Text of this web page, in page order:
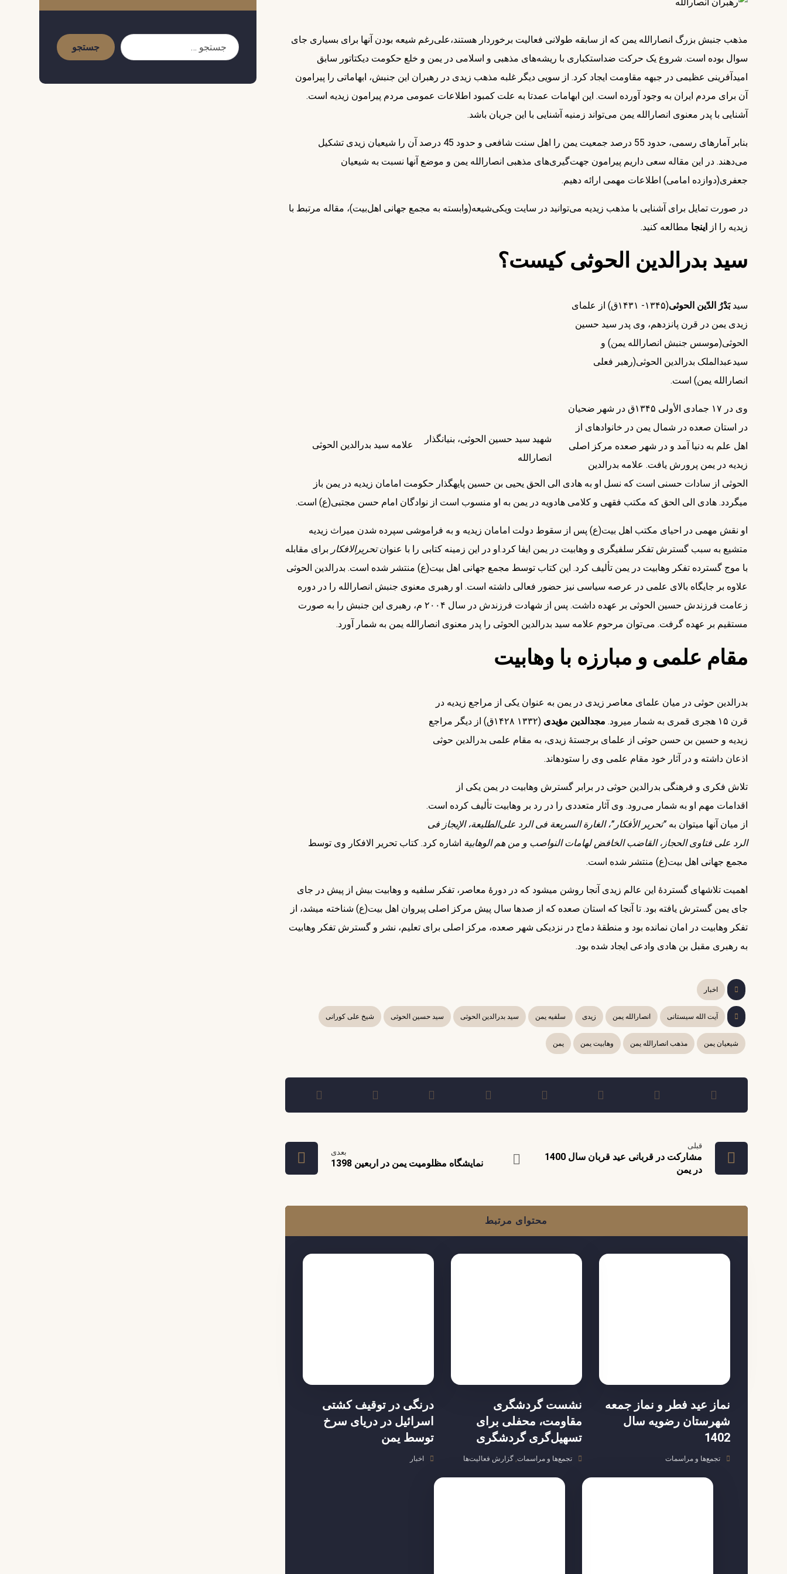
مذهب جنبش بزرگ انصارالله یمن که از سابقه طولانی فعالیت برخوردار هستند،علی‌رغم شیعه بودن آنها برای بسیاری جای
سوال بوده است. شروع یک حرکت ضداستکباری با ریشه‌های مذهبی و اسلامی در یمن و خلع حکومت دیکتاتور سابق
امیدآفرینی عظیمی در جبهه مقاومت ایجاد کرد. از سویی دیگر غلبه مذهب زیدی در رهبران این جنبش، ابهاماتی را پیرامون
آن برای مردم ایران به وجود آورده است. این ابهامات عمدتا به علت کمبود اطلاعات عمومی مردم پیرامون زیدیه است.
آشنایی با پدر معنوی انصارالله یمن می‌تواند زمنیه آشنایی با این جریان باشد.
بنابر آمارهای رسمی، حدود 55 درصد جمعیت یمن را اهل سنت شافعی و حدود 45 درصد آن را شیعیان زیدی تشکیل
می‌دهند. در این مقاله سعی داریم پیرامون جهت‌گیری‌های مذهبی انصارالله یمن و موضع آنها نسبت به شیعیان
جعفری(دوازده امامی) اطلاعات مهمی ارائه دهیم.
در صورت تمایل برای آشنایی با مذهب زیدیه می‌توانید در سایت ویکی‌شیعه(وابسته به مجمع جهانی اهل‌بیت)، مقاله مرتبط با
زیدیه را ازاینجا مطالعه کنید.
سید بدرالدین الحوثی کیست؟
علامه سید بدرالدین الحوثی
شهید سید حسین الحوثی، بنیانگذار
انصارالله
سیدبَدْرُ الدّین الحوثی
(۱۳۴۵- ۱۴۳۱ق) از علمای
الحوثی(موسس جنبش انصار‎الله یمن) و
سیدعبدالملک بدرالدین الحوثی(رهبر فعلی
انصارالله یمن) است.
وی در ۱۷ جمادی الأولی ۱۳۴۵ق در شهر ضحیان
در استان صعده در شمال یمن در خانواده‎ای از
اهل علم به دنیا آمد و در شهر صعده مرکز اصلی
زیدیه در یمن پرورش یافت. علامه بدرالدین
الحوثی از سادات حسنی است که نسل او به هادی الی الحق یحیی بن حسین پایه‎گذار حکومت امامان زیدیه در یمن باز
می‎گردد. هادی الی الحق که مکتب فقهی و کلامی هادویه در یمن به او منسوب است از نوادگان امام حسن مجتبی(ع) است.
او نقش مهمی در احیای مکتب اهل‎ بیت(ع) پس از سقوط دولت امامان زیدیه و به فراموشی سپرده شدن میراث زیدیه
متشیع به سبب گسترش تفکر سلفی‎گری و وهابیت در یمن ایفا کرد.او در این زمینه کتابی را با عنوان
تحریرالافکار برای مقابله
با موج گسترده تفکر وهابیت در یمن تألیف کرد. این کتاب توسط مجمع جهانی اهل بیت(ع) منتشر شده است. بدر‎الدین الحوثی
علاوه بر جایگاه بالای علمی در عرصه سیاسی نیز حضور فعالی داشته است. او رهبری معنوی جنبش انصارالله را در دوره
زعامت فرزندش حسین الحوثی بر عهده داشت. پس از شهادت فرزندش در سال ۲۰۰۴ م، رهبری این جنبش را به صورت
مستقیم بر عهده گرفت. می‌توان مرحوم علامه سید بدرالدین الحوثی را پدر معنوی انصارالله یمن به شمار آورد.
مقام علمی و مبارزه با وهابیت
بدرالدین حوثی در میان علمای معاصر زیدی در یمن به عنوان یکی از مراجع زیدیه در
قرن ۱۵ هجری قمری به شمار می‎رود.
مجدالدین مؤیدی
(۱۳۳۲ ۱۴۲۸ق) از دیگر مراجع
زیدیه و حسین بن حسن حوثی از علمای برجستۀ زیدی، به مقام علمی بدرالدین حوثی
اذعان داشته و در آثار خود مقام علمی وی را ستوده‎اند.
تلاش فکری و فرهنگی بدرالدین حوثی در برابر گسترش وهابیت در یمن یکی از
اقدامات مهم او به شمار می‌رود. وی آثار متعددی را در رد بر وهابیت تألیف کرده است.
از میان آنها می‎توان به
”تحریر الأفکار”، ﺍﻟﻐﺎﺭﺓ ﺍﻟﺴﺮﻳﻌﺔ فی ﺍﻟﺮﺩ ﻋﻠﻰﺍﻟﻄﻠﻴﻌﺔ، الإیجاز فی
الرد علی فتاوی الحجاز، القاضب الخافض لهامات النواصب و ﻣﻦ ﻫﻢ ﺍﻟﻮﻫﺎﺑﻴﺔ اشاره کرد. کتاب تحریر الافکار وی توسط
مجمع جهانی اهل بیت(ع) منتشر شده است.
اهمیت تلاش‎های گستردۀ این عالم زیدی آنجا روشن می‎شود که در دورۀ معاصر، تفکر سلفیه و وهابیت بیش از پیش در جای
جای یمن گسترش یافته بود. تا آنجا که استان صعده که از صدها سال پیش مرکز اصلی پیروان اهل بیت(ع) شناخته می‎شد، از
تفکر وهابیت در امان نمانده بود و منطقۀ دماج در نزدیکی شهر صعده، مرکز اصلی برای تعلیم، نشر و گسترش تفکر وهابیت
به رهبری مقبل بن هادی وادعی ایجاد شده بود.
اخبار
آیت الله سیستانی انصارالله یمن زیدی سلفیه یمن سید بدرالدین الحوثی سید حسین الحوثی شیخ علی کورانی
شیعیان یمن مذهب انصارالله یمن وهابیت یمن یمن
قبلی
مشارکت در قربانی عید قربان سال 1400
در یمن
بعدی
نمایشگاه مظلومیت یمن در اربعین 1398
محتوای مرتبط
نماز عید فطر و نماز جمعه
شهرستان رضویه سال
1402
تجمع‌ها و مراسمات
نشست گردشگری
مقاومت، محفلی برای
تسهیل‌گری گردشگری
تجمع‌ها و مراسمات,گزارش فعالیت‌ها
درنگی در توقیف کشتی‌
اسرائیل در دریای سرخ
توسط یمن
اخبار